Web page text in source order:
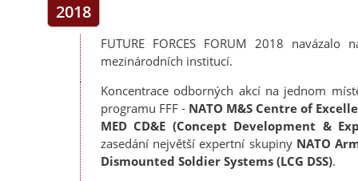
2018
FUTURE FORCES FORUM 2018
mezinárodních institucí.
Koncentrace odborných akcí na jednom
programu FFF - NATO M&S Centre of
MED CD&E (Concept Development &
zasedání největší expertní skupiny NATO
Dismounted Soldier Systems (LCG DSS).